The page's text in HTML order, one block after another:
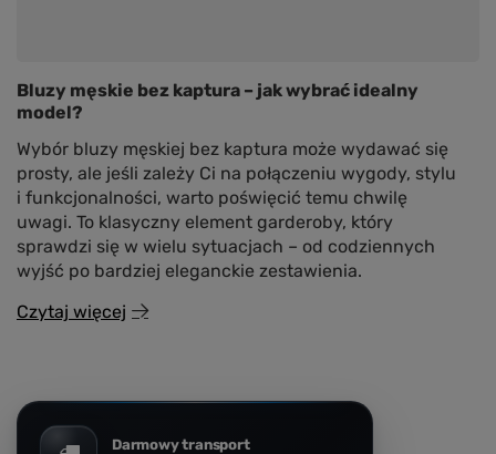
Bluzy męskie bez kaptura – jak wybrać idealny
model?
Wybór bluzy męskiej bez kaptura może wydawać się
prosty, ale jeśli zależy Ci na połączeniu wygody, stylu
i funkcjonalności, warto poświęcić temu chwilę
uwagi. To klasyczny element garderoby, który
sprawdzi się w wielu sytuacjach – od codziennych
wyjść po bardziej eleganckie zestawienia.
Czytaj więcej
Darmowy transport